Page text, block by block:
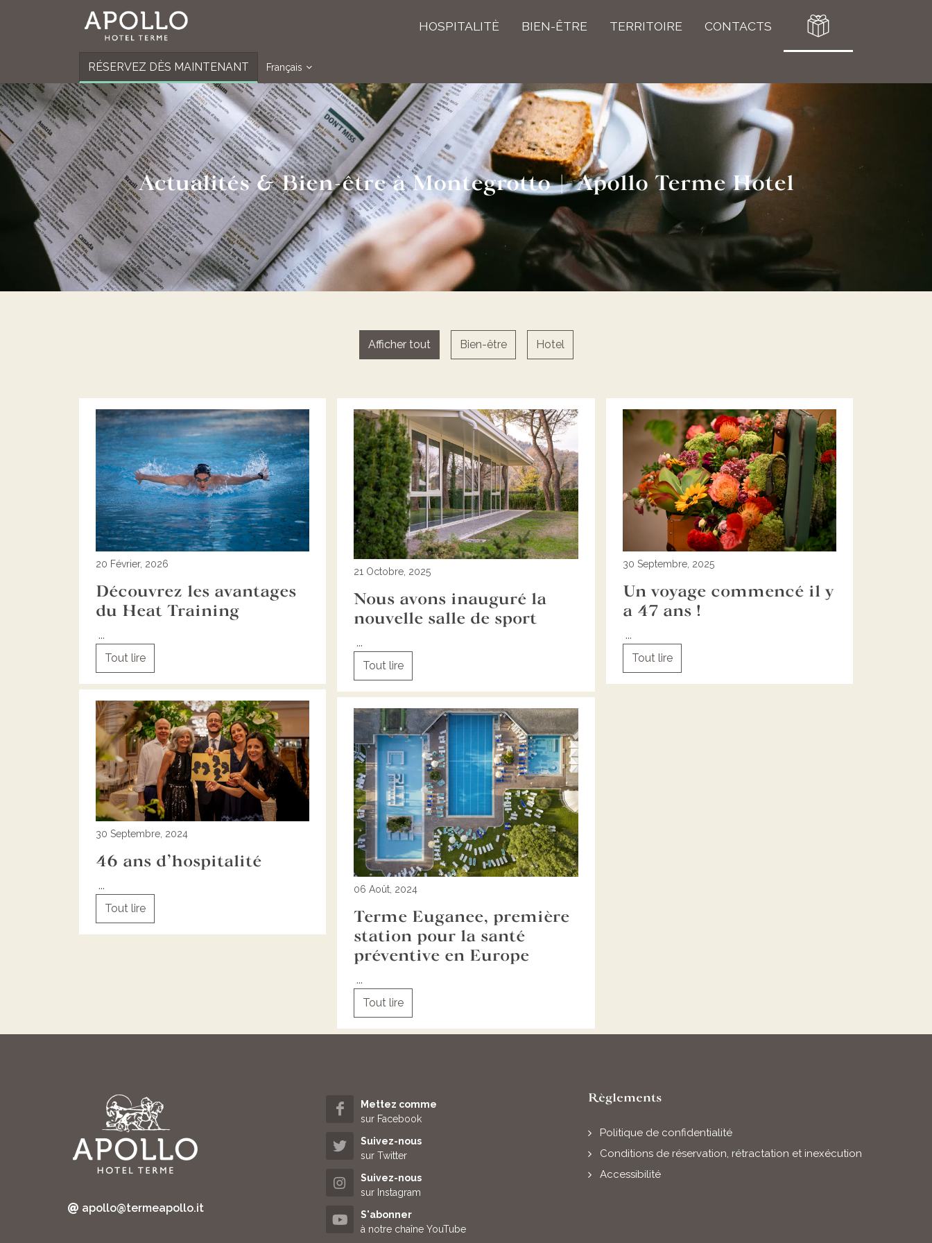
HOSPITALITÈ BIEN-ÊTRE TERRITOIRE CONTACTS
RÉSERVEZ DÈS MAINTENANT Français
Actualités & Bien-être à Montegrotto | Apollo Terme Hotel
Afficher tout Bien-être Hotel
20 Février, 2026
Découvrez les avantages
du Heat Training
...
Tout lire
30 Septembre, 2024
46 ans d’hospitalité
...
Tout lire
21 Octobre, 2025
Nous avons inauguré la
nouvelle salle de sport
...
Tout lire
06 Août, 2024
Terme Euganee, première
station pour la santé
préventive en Europe
...
Tout lire
30 Septembre, 2025
Un voyage commencé il y
a 47 ans !
...
Tout lire
apollo@termeapollo.it
Mettez comme
sur Facebook
Suivez-nous
sur Twitter
Suivez-nous
sur Instagram
S'abonner
à notre chaîne YouTube
Règlements
Politique de confidentialité
Conditions de réservation, rétractation et inexécution
Accessibilité